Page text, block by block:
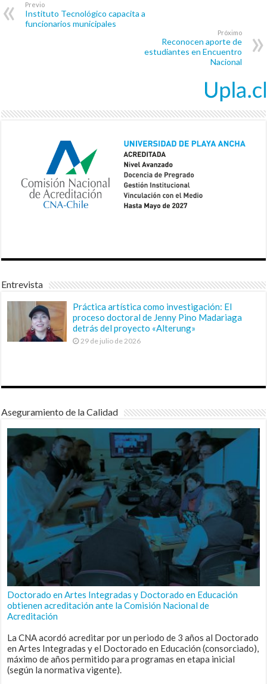
Previo
Instituto Tecnológico capacita a
funcionarios municipales
Próximo
Reconocen aporte de
estudiantes en Encuentro
Nacional
Entrevista
Práctica artística como investigación: El
proceso doctoral de Jenny Pino Madariaga
detrás del proyecto «Alterung»
29 de julio de 2026
Aseguramiento de la Calidad
Doctorado en Artes Integradas y Doctorado en Educación
obtienen acreditación ante la Comisión Nacional de
Acreditación
La CNA acordó acreditar por un periodo de 3 años al Doctorado
en Artes Integradas y el Doctorado en Educación (consorciado),
máximo de años permitido para programas en etapa inicial
(según la normativa vigente).